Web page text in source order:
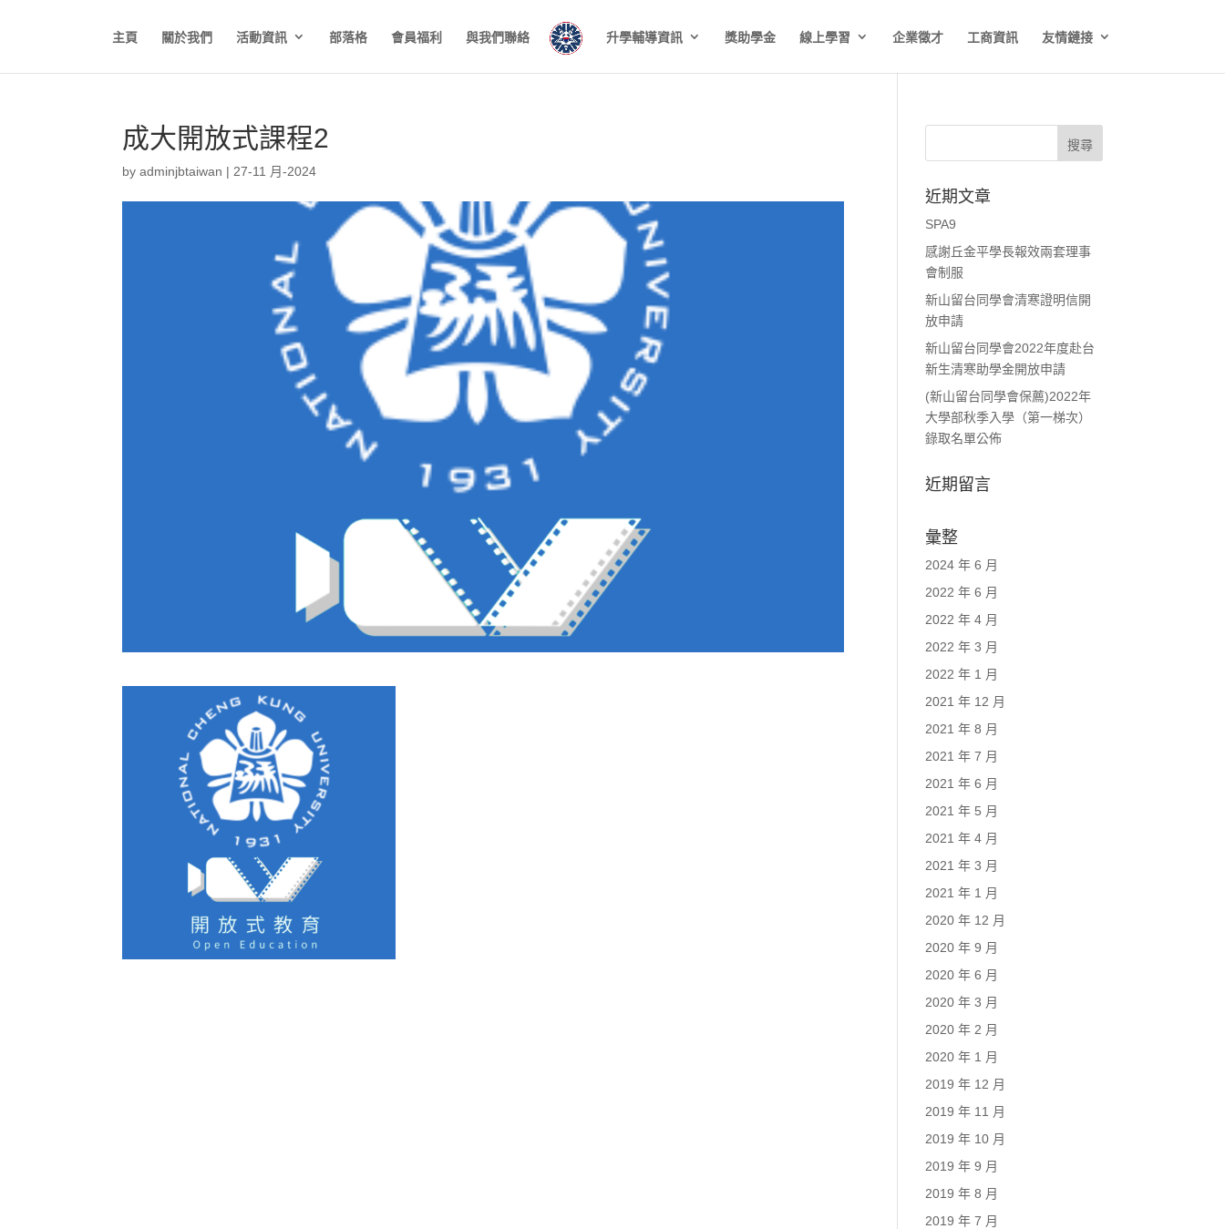
主頁 關於我們 活動資訊 部落格 會員福利 與我們聯絡 升學輔導資訊 獎助學金 線上學習 企業徵才 工商資訊 友情鏈接
成大開放式課程2
byadminjbtaiwan | 27-11 月-2024
近期文章
SPA9
感謝丘金平學長報效兩套理事
會制服
新山留台同學會清寒證明信開
放申請
新山留台同學會2022年度赴台
新生清寒助學金開放申請
(新山留台同學會保薦)2022年
大學部秋季入學（第一梯次）
錄取名單公佈
近期留言
彙整
2024 年 6 月
2022 年 6 月
2022 年 4 月
2022 年 3 月
2022 年 1 月
2021 年 12 月
2021 年 8 月
2021 年 7 月
2021 年 6 月
2021 年 5 月
2021 年 4 月
2021 年 3 月
2021 年 1 月
2020 年 12 月
2020 年 9 月
2020 年 6 月
2020 年 3 月
2020 年 2 月
2020 年 1 月
2019 年 12 月
2019 年 11 月
2019 年 10 月
2019 年 9 月
2019 年 8 月
2019 年 7 月